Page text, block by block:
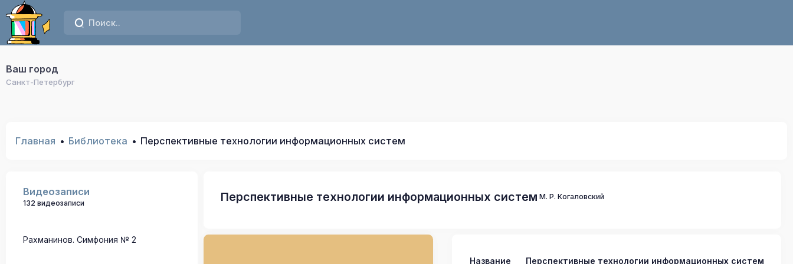
Ваш город
Санкт-Петербург
Главная Библиотека Перспективные технологии информационных систем
Видеозаписи
132 видеозаписи
Рахманинов. Симфония № 2
Перспективные технологии информационных систем М. Р. Когаловский
Название Перспективные технологии информационных систем